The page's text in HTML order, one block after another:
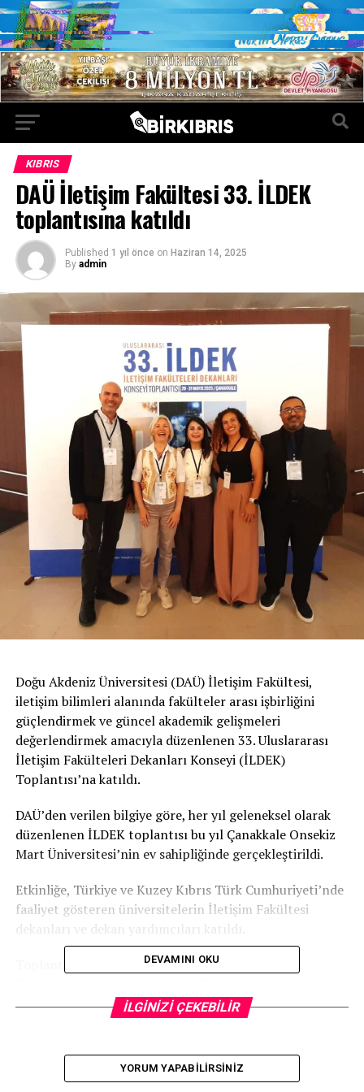
KIBRIS
DAÜ İletişim Fakültesi 33. İLDEK
toplantısına katıldı
Published 1 yıl önce on Haziran 14, 2025
By admin
Doğu Akdeniz Üniversitesi (DAÜ) İletişim Fakültesi,
iletişim bilimleri alanında fakülteler arası işbirliğini
güçlendirmek ve güncel akademik gelişmeleri
değerlendirmek amacıyla düzenlenen 33. Uluslararası
İletişim Fakülteleri Dekanları Konseyi (İLDEK)
Toplantısı’na katıldı.
DAÜ’den verilen bilgiye göre, her yıl geleneksel olarak
düzenlenen İLDEK toplantısı bu yıl Çanakkale Onsekiz
Mart Üniversitesi’nin ev sahipliğinde gerçekleştirildi.
Etkinliğe, Türkiye ve Kuzey Kıbrıs Türk Cumhuriyeti’nde
faaliyet gösteren üniversitelerin İletişim Fakültesi
dekanları ve dekan yardımcıları katıldı.
Toplantıda, Doğu Akdeniz Üniversitesi İletişim
aldı. Aziz, toplantı süresince iletişim eğitiminin
geleceğine yönelik değerlendirmelerde bulunarak,
DEVAMINI OKU
İLGİNİZİ ÇEKEBİLİR
YORUM YAPABILIRSINIZ